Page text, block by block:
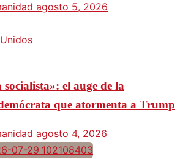
agosto 5, 2026
el auge de la
que atormenta a Trump
agosto 4, 2026